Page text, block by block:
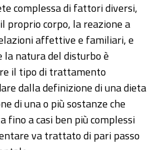
complessa di fattori diversi,
proprio corpo, la reazione a
affettive e familiari, e
natura del disturbo è
il tipo di trattamento
dalla definizione di una dieta
di una o più sostanze che
fino a casi ben più complessi
va trattato di pari passo